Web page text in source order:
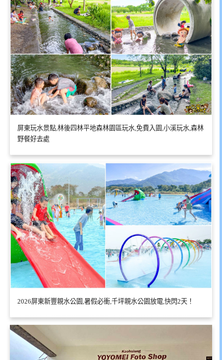
屏東玩水景點,林後四林平地森林園區玩水,免費入園,小溪玩水,森林
野餐好去處
2026屏東新豐親水公園,暑假必衝,千坪親水公園放電,快閃2天！